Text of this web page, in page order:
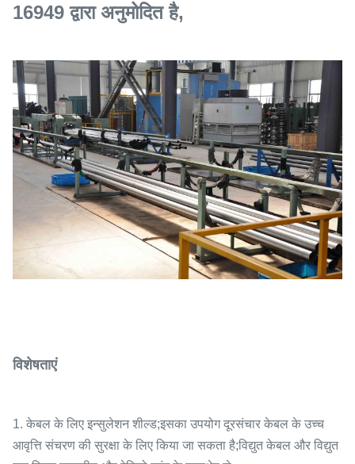
16949 द्वारा अनुमोदित है,
विशेषताएं
1. केबल के लिए इन्सुलेशन शील्ड;इसका उपयोग दूरसंचार केबल के उच्च
आवृत्ति संचरण की सुरक्षा के लिए किया जा सकता है;विद्युत केबल और विद्युत